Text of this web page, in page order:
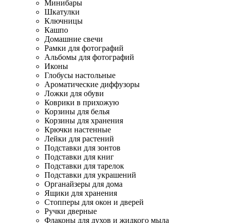
Минибары
Шкатулки
Ключницы
Кашпо
Домашние свечи
Рамки для фотографий
Альбомы для фотографий
Иконы
Глобусы настольные
Ароматические диффузоры
Ложки для обуви
Коврики в прихожую
Корзины для белья
Корзины для хранения
Крючки настенные
Лейки для растений
Подставки для зонтов
Подставки для книг
Подставки для тарелок
Подставки для украшений
Органайзеры для дома
Ящики для хранения
Стопперы для окон и дверей
Ручки дверные
Флаконы для духов и жидкого мыла